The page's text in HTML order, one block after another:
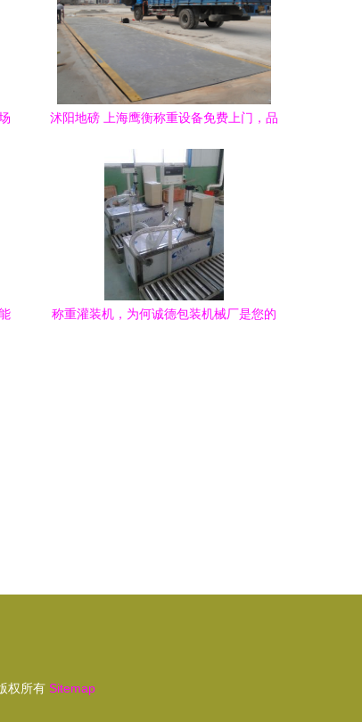
沭阳地磅 上海鹰衡称重设备免费上门，品
称重灌装机，为何诚德包装机械厂是您的
权所有 Sitemap